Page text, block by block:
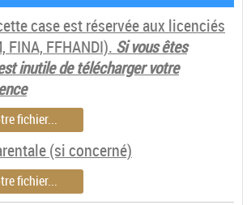
case est réservée aux licenciés
FINA, FFHANDI). Si vous êtes
inutile de télécharger votre
fichier...
(si concerné)
fichier...